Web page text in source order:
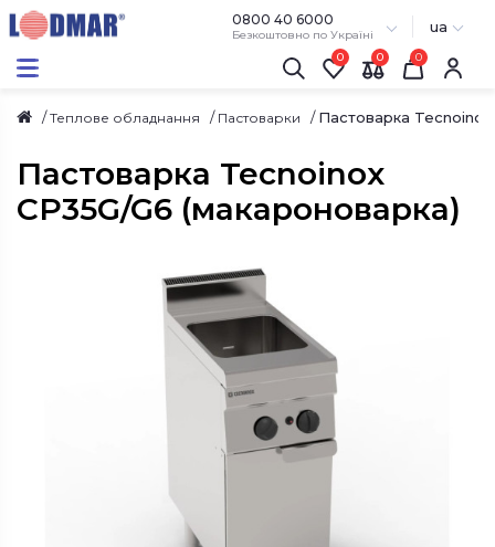
0800 40 6000
Безкоштовно по Україні ua
0 0
Теплове обладнання Пастоварки Пастоварка
Пастоварка Tecnoinox
CP35G/G6 (макароноварка)